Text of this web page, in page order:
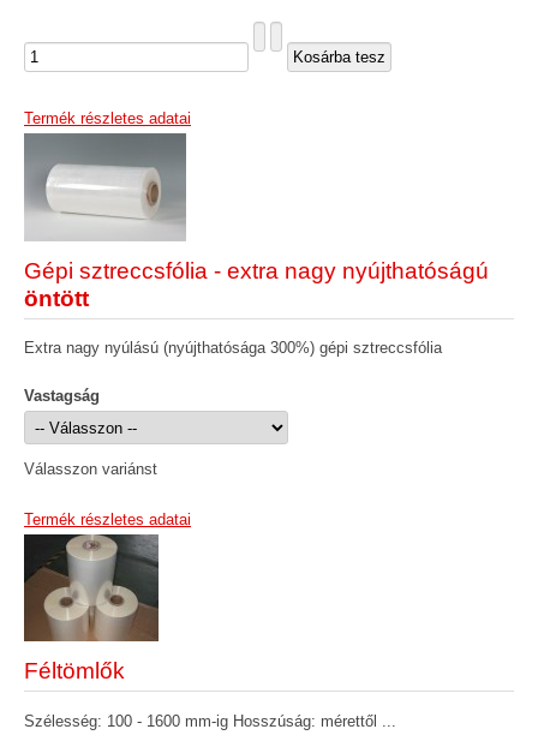
Termék részletes adatai
Gépi sztreccsfólia - extra nagy nyújthatóságú
öntött
Extra nagy nyúlású (nyújthatósága 300%) gépi sztreccsfólia
Vastagság
Válasszon variánst
Termék részletes adatai
Féltömlők
Szélesség: 100 - 1600 mm-ig Hosszúság: mérettől ...